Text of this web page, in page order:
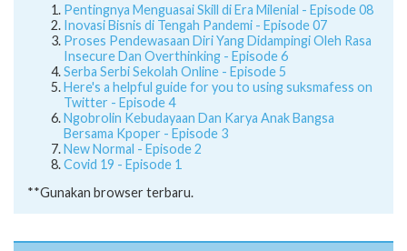
Pentingnya Menguasai Skill di Era Milenial - Episode 08
Inovasi Bisnis di Tengah Pandemi - Episode 07
Proses Pendewasaan Diri Yang Didampingi Oleh Rasa
Insecure Dan Overthinking - Episode 6
Serba Serbi Sekolah Online - Episode 5
Here's a helpful guide for you to using suksmafess on
Twitter - Episode 4
Ngobrolin Kebudayaan Dan Karya Anak Bangsa
Bersama Kpoper - Episode 3
New Normal - Episode 2
Covid 19 - Episode 1
**Gunakan browser terbaru.